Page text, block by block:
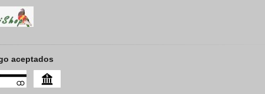
aceptados